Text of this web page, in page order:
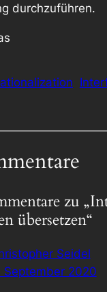
durchzuführen.
zu
übersetzen“
Seidel
September 2020